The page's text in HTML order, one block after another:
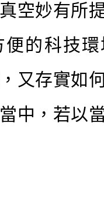
空妙有所
的科技
又存實如
中，若以